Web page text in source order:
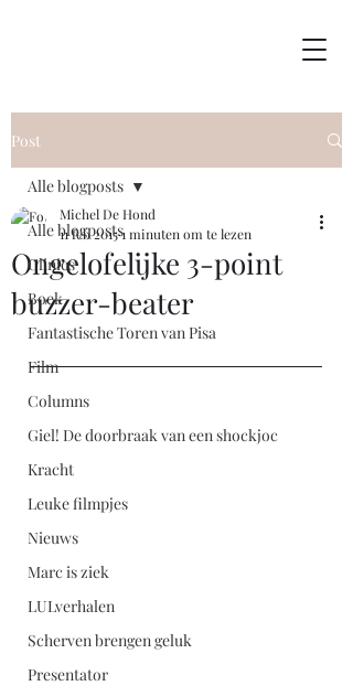
Post
Alle blogposts
Clinics
Boek
Fantastische Toren van Pisa
Film
Columns
Giel! De doorbraak van een shockjoc
Kracht
Leuke filmpjes
Nieuws
Marc is ziek
LULverhalen
Scherven brengen geluk
Presentator
Alle blogposts
Ongelofelijke 3-point
buzzer-beater
Michel De Hond
11 feb 20151 minuten om te lezen